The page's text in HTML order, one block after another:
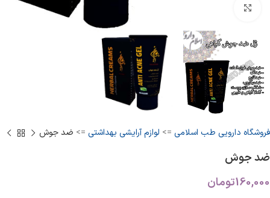
فروشگاه دارویی طب اسلامی => لوازم آرایشی بهداشتی => ضد جوش
ضد جوش
160,000تومان